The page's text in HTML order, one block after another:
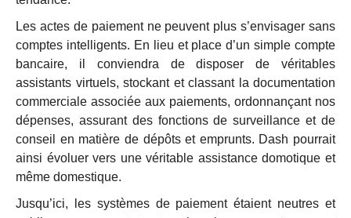
Les actes de paiement ne peuvent plus s’envisager sans
comptes intelligents. En lieu et place d’un simple compte
bancaire, il conviendra de disposer de véritables
assistants virtuels, stockant et classant la documentation
commerciale associée aux paiements, ordonnançant nos
dépenses, assurant des fonctions de surveillance et de
conseil en matière de dépôts et emprunts. Dash pourrait
ainsi évoluer vers une véritable assistance domotique et
même domestique.
Jusqu’ici, les systèmes de paiement étaient neutres et